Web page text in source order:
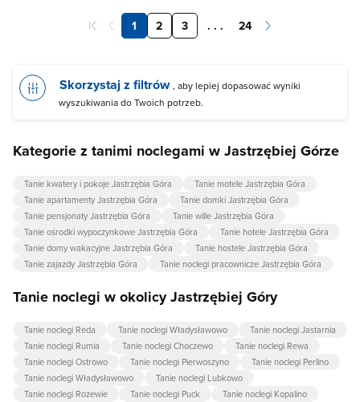
1 2 3 . . . 24
Skorzystaj z filtrów , aby lepiej dopasować wyniki
wyszukiwania do Twoich potrzeb.
Kategorie z tanimi noclegami w Jastrzębiej Górze
Tanie kwatery i pokoje Jastrzębia Góra
Tanie motele Jastrzębia Góra
Tanie apartamenty Jastrzębia Góra
Tanie domki Jastrzębia Góra
Tanie pensjonaty Jastrzębia Góra
Tanie wille Jastrzębia Góra
Tanie ośrodki wypoczynkowe Jastrzębia Góra
Tanie hotele Jastrzębia Góra
Tanie domy wakacyjne Jastrzębia Góra
Tanie hostele Jastrzębia Góra
Tanie zajazdy Jastrzębia Góra
Tanie noclegi pracownicze Jastrzębia Góra
Tanie noclegi w okolicy Jastrzębiej Góry
Tanie noclegi Reda Tanie noclegi Władysławowo
Tanie noclegi Jastarnia
Tanie noclegi Rumia
Tanie noclegi Choczewo
Tanie noclegi Rewa
Tanie noclegi Ostrowo
Tanie noclegi Pierwoszyno
Tanie noclegi Perlino
Tanie noclegi Władysławowo
Tanie noclegi Lubkowo
Tanie noclegi Rozewie
Tanie noclegi Puck
Tanie noclegi Kopalino